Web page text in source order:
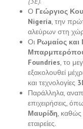
Ο Γεώργιος
Nigeria, την
αλεύρων στη
Οι Ρωμαίος και
Foundries, το
εξακολουθεί
και τεχνολογίες
Παράλληλα,
επιχειρήσεις,
Μαυρίδη, καθώς
εταιρείες.